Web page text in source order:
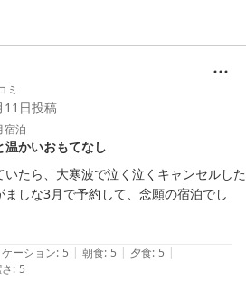
個室で食べることができ、落ち着いてたべ
び間違えたこと。
ド以外のスペースが、少し広めの方がよか
屋を予約しようと思います。
れでも部屋に付いているお風呂に主人は入
くしてありました。
ミ
11日投稿
宿泊
かいおもてなし
たら、大寒波で泣く泣くキャンセルした
しな3月で予約して、念願の宿泊でし
、素敵なお部屋に、スタッフの皆さんの
した！
利用させて頂きます！
ケーション: 5 | 朝食: 5 | 夕食: 5 |
: 5